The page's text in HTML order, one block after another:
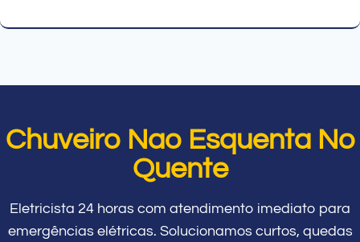
Chuveiro Nao Esquenta No
Quente
Eletricista 24 horas com atendimento imediato para
emergências elétricas. Solucionamos curtos, quedas